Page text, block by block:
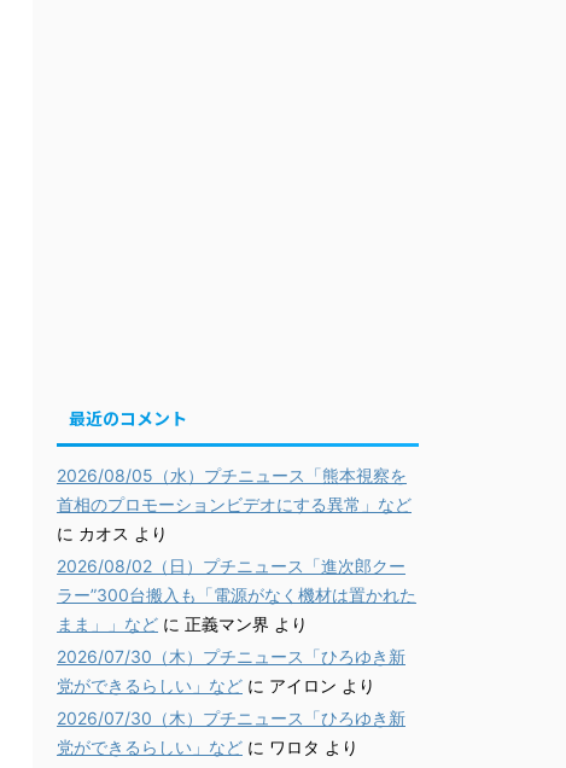
最近のコメント
2026/08/05（水）プチニュース「熊本視察を
首相のプロモーションビデオにする異常」など
に カオス より
2026/08/02（日）プチニュース「進次郎クー
ラー”300台搬入も「電源がなく機材は置かれた
まま」」など に 正義マン界 より
2026/07/30（木）プチニュース「ひろゆき新
党ができるらしい」など に アイロン より
2026/07/30（木）プチニュース「ひろゆき新
党ができるらしい」など に ワロタ より